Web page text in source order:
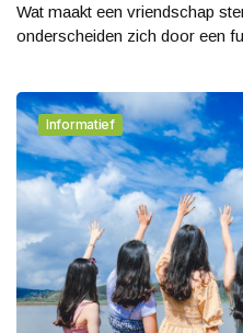
Wat maakt een vriendschap
onderscheiden zich door een
Informatief